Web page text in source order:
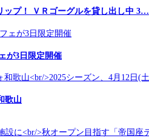
ップ！ ＶＲゴーグルを貸し出し中 3…
が3日限定開催
歌山